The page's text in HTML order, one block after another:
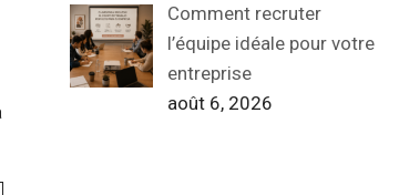
Comment recruter
l’équipe idéale pour votre
entreprise
août 6, 2026